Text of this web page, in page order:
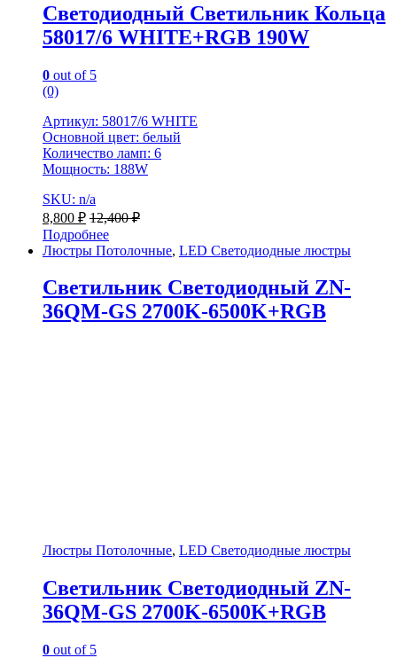
Светодиодный Светильник Кольца
58017/6 WHITE+RGB 190W
0 out of 5
(0)
Артикул: 58017/6 WHITE
Основной цвет: белый
Количество ламп: 6
Мощность: 188W
SKU: n/a
8,800 ₽ 12,400₽
Подробнее
Люстры Потолочные, LED Светодиодные люстры
Светильник Светодиодный ZN-
36QM-GS 2700K-6500K+RGB
Люстры Потолочные, LED Светодиодные люстры
Светильник Светодиодный ZN-
36QM-GS 2700K-6500K+RGB
0 out of 5